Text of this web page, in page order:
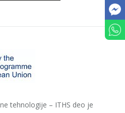
tehnologije – ITHS deo je